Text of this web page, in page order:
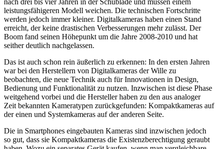
leistungsfähigeren Modell weichen. Die technischen Fortschritte
werden jedoch immer kleiner. Digitalkameras haben einen Stand
erreicht, der keine drastischen Verbesserungen mehr zulässt. Der
Boom fand seinen Höhepunkt um die Jahre 2008-2010 und hat
seither deutlich nachgelassen.
Das ist auch schon rein äußerlich zu erkennen: In den ersten Jahren
war bei den Herstellern von Digitalkameras der Wille zu
beobachten, die neue Technik auch für Innovationen in Design,
Bedienung und Funktionalität zu nutzen. Inzwischen ist diese Phase
weitgehend vorbei und die Hersteller haben zu den aus analoger
Zeit bekannten Kameratypen zurückgefunden: Kompaktkameras auf
der einen und Systemkameras auf der anderen Seite.
Die in Smartphones eingebauten Kameras sind inzwischen jedoch
so gut, dass sie Kompaktkameras die Existenzberechtigung geraubt